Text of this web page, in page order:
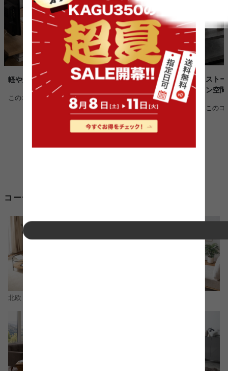
軽やかに整えるナチュラルモダン空間
このコーディネートを詳しく見る >
スト
ン空間
この
コーディネートからa4 本棚を探す
北欧